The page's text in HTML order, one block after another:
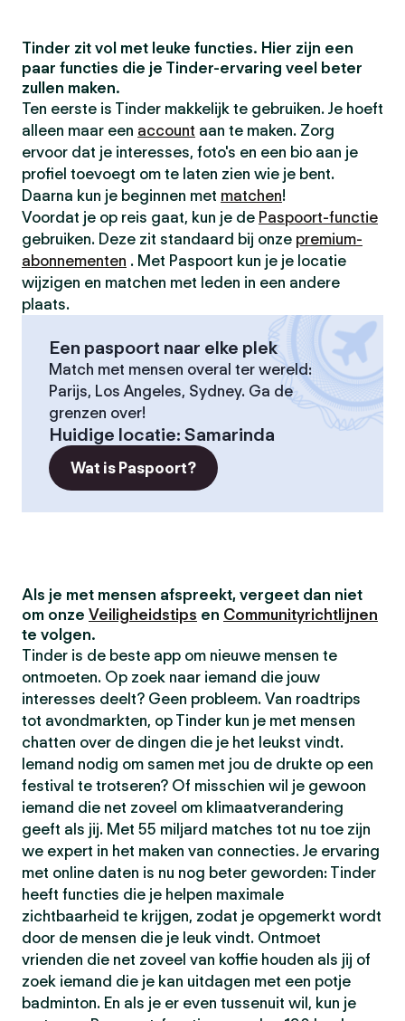
Tinder zit vol met leuke functies. Hier zijn een
paar functies die je Tinder-ervaring veel beter
zullen maken.
Ten eerste is Tinder makkelijk te gebruiken. Je hoeft
alleen maar een account aan te maken. Zorg
ervoor dat je interesses, foto's en een bio aan je
profiel toevoegt om te laten zien wie je bent.
Daarna kun je beginnen met matchen!
Voordat je op reis gaat, kun je de Paspoort-functie
gebruiken. Deze zit standaard bij onze premium-
abonnementen . Met Paspoort kun je je locatie
wijzigen en matchen met leden in een andere
plaats.
Een paspoort naar elke plek
Match met mensen overal ter wereld:
Parijs, Los Angeles, Sydney. Ga de
grenzen over!
Huidige locatie: Samarinda
Wat is Paspoort?
Als je met mensen afspreekt, vergeet dan niet
om onze Veiligheidstips en Communityrichtlijnen
te volgen.
Tinder is de beste app om nieuwe mensen te
ontmoeten. Op zoek naar iemand die jouw
interesses deelt? Geen probleem. Van roadtrips
tot avondmarkten, op Tinder kun je met mensen
chatten over de dingen die je het leukst vindt.
Iemand nodig om samen met jou de drukte op een
festival te trotseren? Of misschien wil je gewoon
iemand die net zoveel om klimaatverandering
geeft als jij. Met 55 miljard matches tot nu toe zijn
we expert in het maken van connecties. Je ervaring
met online daten is nu nog beter geworden: Tinder
heeft functies die je helpen maximale
zichtbaarheid te krijgen, zodat je opgemerkt wordt
door de mensen die je leuk vindt. Ontmoet
vrienden die net zoveel van koffie houden als jij of
zoek iemand die je kan uitdagen met een potje
badminton. En als je er even tussenuit wil, kun je